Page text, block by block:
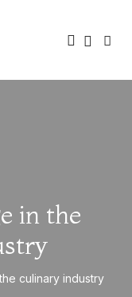
in the
culinary industry